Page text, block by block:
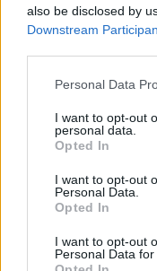
also be disclosed by
Downstream
Personal Data
I want to opt-out
personal data.
Opted In
I want to opt-out
Personal Data.
Opted In
I want to opt-out
Personal Data for
Sistema de arreglo
Área de condiciones
Condiciones de
acceso
Condiciones
de
Idioma del
Área de materiales